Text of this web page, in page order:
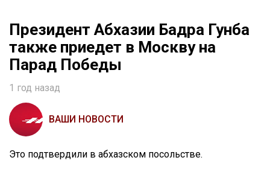
Президент Абхазии Бадра Гунба
также приедет в Москву на
Парад Победы
1 год назад
ВАШИ НОВОСТИ
Это подтвердили в абхазском посольстве.